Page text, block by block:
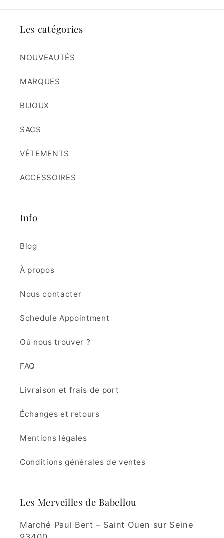
Les catégories
NOUVEAUTÉS
MARQUES
BIJOUX
SACS
VÊTEMENTS
ACCESSOIRES
Info
Blog
À propos
Nous contacter
Schedule Appointment
Où nous trouver ?
FAQ
Livraison et frais de port
Échanges et retours
Mentions légales
Conditions générales de ventes
Les Merveilles de Babellou
Marché Paul Bert – Saint Ouen sur Seine